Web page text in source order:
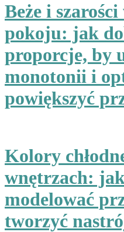
Beże i
pokoju: jak
proporcje, by
monotonii i
powiększyć
Kolory
wnętrzach:
modelować
tworzyć